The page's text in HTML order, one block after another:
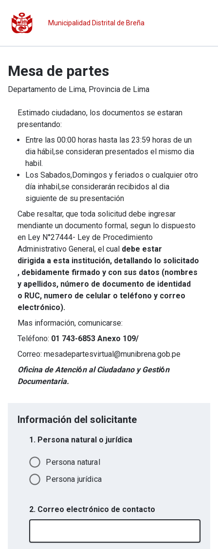
Municipalidad Distrital de Breña
Mesa de partes
Departamento de Lima, Provincia de Lima
Estimado ciudadano, los documentos se estaran
presentando:
Entre las 00:00 horas hasta las 23:59 horas de un
dia hábil,se consideran presentados el mismo dia
habil.
Los Sabados,Domingos y feriados o cualquier otro
día inhabil,se considerarán recibidos al dia
siguiente de su presentación
Cabe resaltar, que toda solicitud debe ingresar
mendiante un documento formal, segun lo dispuesto
en Ley N°27444- Ley de Procedimiento
Administrativo General, el cual debe estar
dirigida a esta institución, detallando lo solicitado
, debidamente firmado y con sus datos (nombres
y apellidos, número de documento de identidad
o RUC, numero de celular o teléfono y correo
electrónico).
Mas información, comunicarse:
Teléfono: 01 743-6853 Anexo 109/
Correo: mesadepartesvirtual@munibrena.gob.pe
Oficina de Atención al Ciudadano y Gestión
Documentaria.
Información del solicitante
1. Persona natural o jurídica
Persona natural
Persona jurídica
2. Correo electrónico de contacto